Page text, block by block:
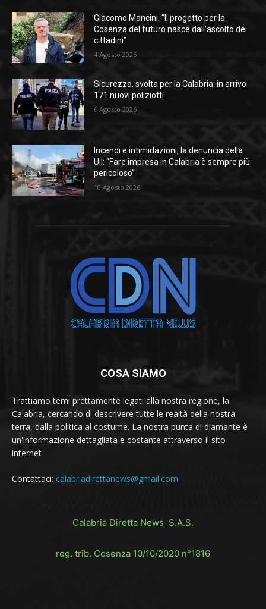
Giacomo Mancini: “Il progetto per la
Cosenza del futuro nasce dall’ascolto dei
cittadini”
4 Agosto 2026
Sicurezza, svolta per la Calabria: in arrivo
171 nuovi poliziotti
6 Agosto 2026
Incendi e intimidazioni, la denuncia della
Uil: “Fare impresa in Calabria è sempre più
pericoloso”
10 Agosto 2026
COSA SIAMO
Trattiamo temi prettamente legati alla nostra regione, la
Calabria, cercando di descrivere tutte le realtà della nostra
terra, dalla politica al costume. La nostra punta di diamante è
un'informazione dettagliata e costante attraverso il sito
internet
Contattaci: calabriadirettanews@gmail.com
Calabria Diretta News S.A.S.
reg. trib. Cosenza 10/10/2020 n°1816